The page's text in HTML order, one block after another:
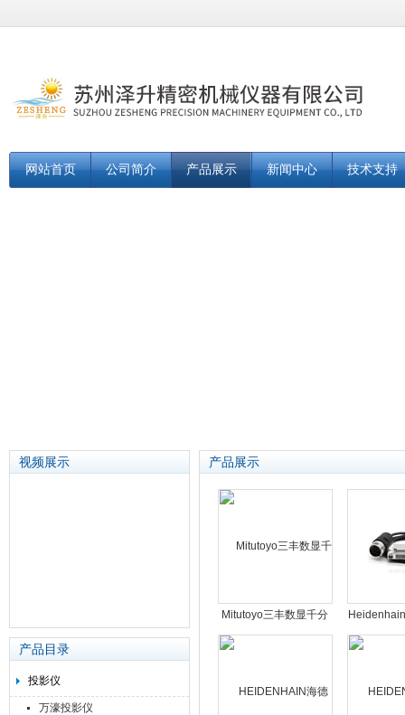
网站首页 公司简介 产品展示 新闻中心 技术支持
视频展示
产品目录
投影仪
万濠投影仪
产品展示
Mitutoyo三丰数显千分
尺
头|AK